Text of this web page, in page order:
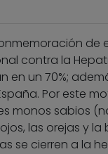
de
contra la
en un 70%;
Por este
monos sabios
las orejas y la
se cierren a la